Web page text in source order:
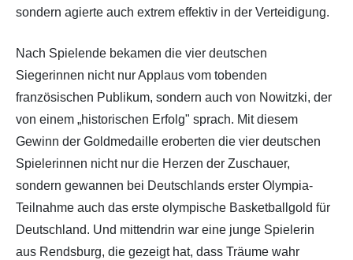
sondern agierte auch extrem effektiv in der Verteidigung.
Nach Spielende bekamen die vier deutschen
Siegerinnen nicht nur Applaus vom tobenden
französischen Publikum, sondern auch von Nowitzki, der
von einem „historischen Erfolg" sprach. Mit diesem
Gewinn der Goldmedaille eroberten die vier deutschen
Spielerinnen nicht nur die Herzen der Zuschauer,
sondern gewannen bei Deutschlands erster Olympia-
Teilnahme auch das erste olympische Basketballgold für
Deutschland. Und mittendrin war eine junge Spielerin
aus Rendsburg, die gezeigt hat, dass Träume wahr